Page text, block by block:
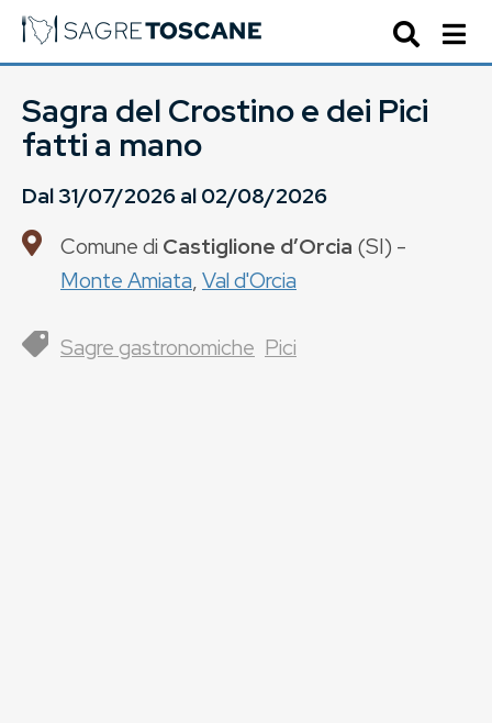
Sagra del Crostino e dei Pici
fatti a mano
Dal31/07/2026al02/08/2026
Comune di Castiglione dʼOrcia (SI) -
Monte Amiata,Val d'Orcia
Sagre gastronomiche Pici